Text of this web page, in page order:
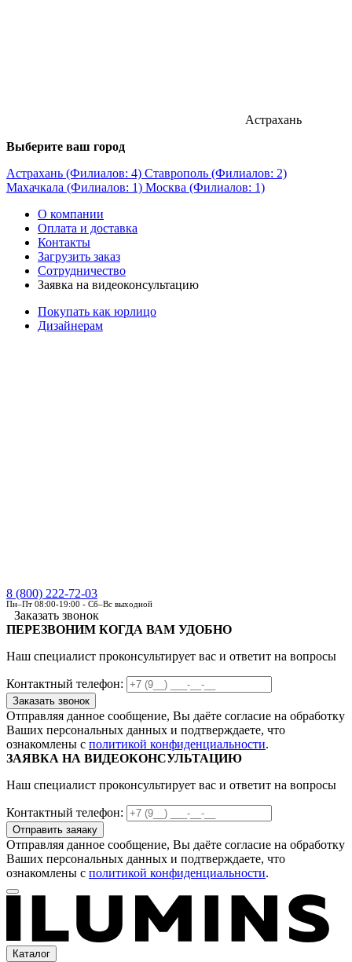
Астрахань
Выберите ваш город
Астрахань (Филиалов: 4) Ставрополь (Филиалов: 2)
Махачкала (Филиалов: 1) Москва (Филиалов: 1)
О компании
Оплата и доставка
Контакты
Загрузить заказ
Сотрудничество
Заявка на видеоконсультацию
Покупать как юрлицо
Дизайнерам
8 (800) 222-72-03
Пн–Пт 08:00-19:00 - Сб–Вс выходной
Заказать звонок
ПЕРЕЗВОНИМ КОГДА ВАМ УДОБНО
Наш специалист проконсультирует вас и ответит на вопросы
Контактный телефон:
Отправляя данное сообщение, Вы даёте согласие на обработку
Ваших персональных данных и подтверждаете, что
ознакомлены с политикой конфиденциальности.
ЗАЯВКА НА ВИДЕОКОНСУЛЬТАЦИЮ
Наш специалист проконсультирует вас и ответит на вопросы
Контактный телефон:
Отправляя данное сообщение, Вы даёте согласие на обработку
Ваших персональных данных и подтверждаете, что
ознакомлены с политикой конфиденциальности.
Каталог